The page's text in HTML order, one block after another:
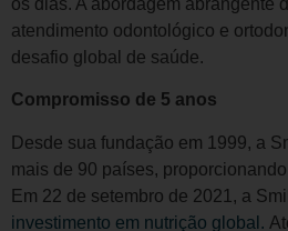
atendimento odontológico e
desafio global de saúde.
Compromisso de 5 anos
Desde sua fundação em 1999, a
mais de 90 países,
Em 22 de setembro de 2021, a
investimento em nutrição global.